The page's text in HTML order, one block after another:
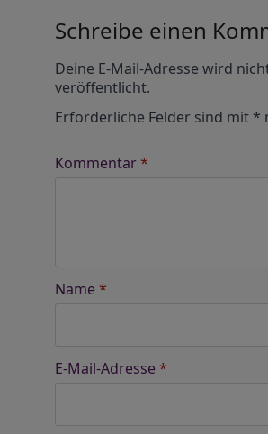
Schreibe einen
Deine E-Mail-Adresse wird
veröffentlicht.
Erforderliche Felder sind mit*
Kommentar*
Name *
E-Mail-Adresse *